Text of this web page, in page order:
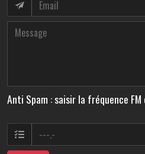
Anti Spam : saisir la fréquence